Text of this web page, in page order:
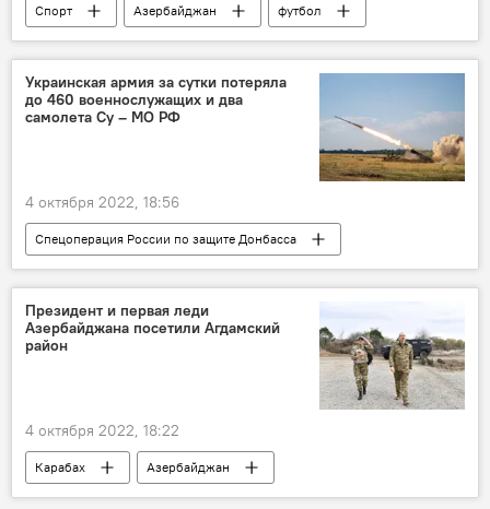
Спорт Азербайджан
футбол
Сборная Азербайджана по футболу
Украинская армия за сутки потеряла
до 460 военнослужащих и два
самолета Су – МО РФ
4 октября 2022, 18:56
Спецоперация России по защите Донбасса
Министерство обороны РФ
Украина
Президент и первая леди
Азербайджана посетили Агдамский
район
4 октября 2022, 18:22
Карабах
Азербайджан
Ильхам Алиев
Агдамский район